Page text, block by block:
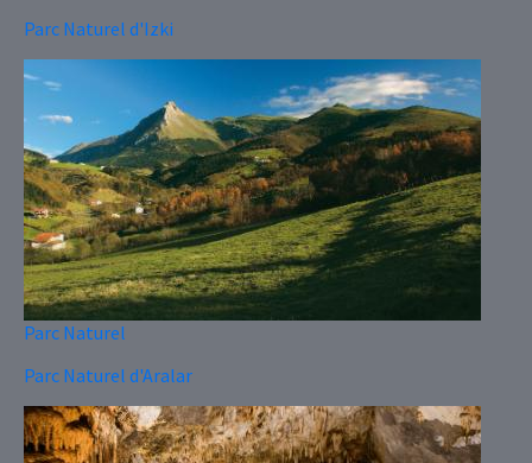
Parc Naturel d'Izki
Parc Naturel
Parc Naturel d'Aralar